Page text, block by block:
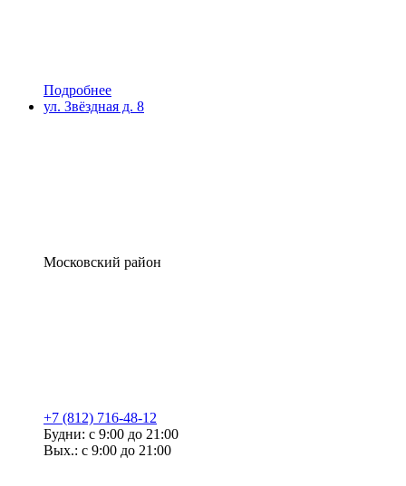
Подробнее
ул. Звёздная д. 8
Московский район
+7 (812) 716-48-12
Будни: с 9:00 до 21:00
Вых.: с 9:00 до 21:00